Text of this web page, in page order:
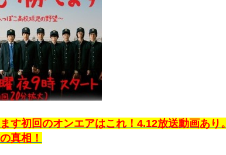
す初回のオンエアはこれ！4.12放送動画あり。
真相！